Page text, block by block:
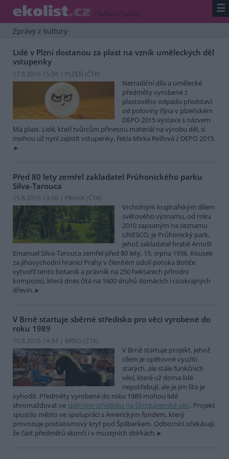
/ kultura / zprávy ☰
Zprávy z kultury
Lidé v Plzni dostanou za plast na vznik uměleckých děl
vstupenky
17.8.2016 15:59 | PLZEŇ (ČTK)
Netradiční díla a umělecké
předměty vyrobené z
plastového odpadu představí
od poloviny října v plzeňském
DEPO 2015 výstava s názvem
Má plast. Lidé, kteří tvůrcům přinesou materiál na výrobu děl, si
mohou už nyní zajistit vstupenky, řekla Mirka Reifová z DEPO 2015.
Před 80 lety zemřel zakladatel Průhonického parku
Silva-Tarouca
15.8.2016 13:00 | PRAHA (ČTK)
Vrcholným krajinářským dílem
světového významu, od roku
2010 zapsaným na seznamu
UNESCO, je Průhonický park,
jehož zakladatel hrabě Arnošt
Emanuel Silva-Tarouca zemřel před 80 lety, 15. srpna 1936. Kousek
za jihovýchodní hranicí Prahy v členitém údolí potoka Botiče
vytvořil tento botanik a právník na 250 hektarech přírodní
kompozici, která dnes čítá na 1600 druhů domácích i cizokrajných
dřevin.
V Brně startuje sběrné středisko pro věci vyrobené do
roku 1989
10.8.2016 14:34 | BRNO (ČTK)
V Brně startuje projekt, jehož
cílem je opětovné využití
starých, ale stále funkčních
věcí, které už doma lidé
nepotřebují, ale je jim líto je
vyhodit. Předměty vyrobené do roku 1989 mohou lidé
shromažďovat ve sběrném středisku na Škrobárenské ulici. Projekt
spustilo město ve spolupráci s Americkým fondem, který
provozuje protiatomový kryt pod Špilberkem. Odborníci očekávají,
že část předmětů skončí i v muzejních sbírkách.